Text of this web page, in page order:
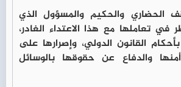
الحضاري والحكيم والمسؤول الذي
في تعاملها مع هذا الاعتداء الغادر،
بأحكام القانون الدولي، وإصرارها على
والدفاع عن حقوقها بالوسائل